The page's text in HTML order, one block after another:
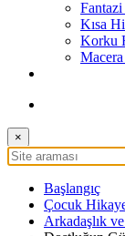
Kısa
Korku
×
Başlangıç
Çocuk
Arkadaşlık